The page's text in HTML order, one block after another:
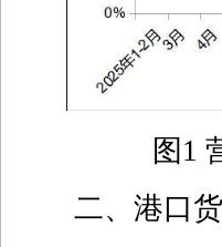
图1
二、港口